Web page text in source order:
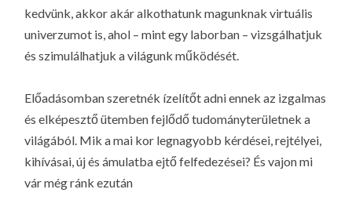
kedvünk, akkor akár alkothatunk magunknak virtuális
univerzumot is, ahol – mint egy laborban – vizsgálhatjuk
és szimulálhatjuk a világunk működését.
Előadásomban szeretnék ízelítőt adni ennek az izgalmas
és elképesztő ütemben fejlődő tudományterületnek a
világából. Mik a mai kor legnagyobb kérdései, rejtélyei,
kihívásai, új és ámulatba ejtő felfedezései? És vajon mi
vár még ránk ezután